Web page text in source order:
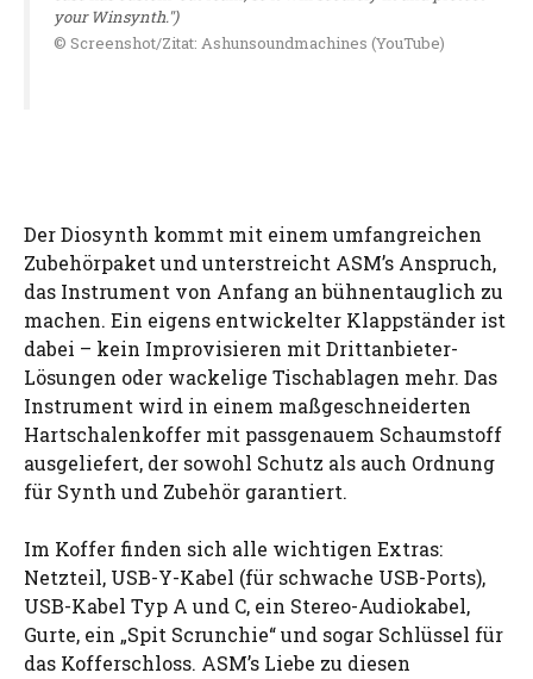
your Winsynth.")
© Screenshot/Zitat: Ashunsoundmachines (YouTube)
Der Diosynth kommt mit einem umfangreichen
Zubehörpaket und unterstreicht ASM’s Anspruch,
das Instrument von Anfang an bühnentauglich zu
machen. Ein eigens entwickelter Klappständer ist
dabei – kein Improvisieren mit Drittanbieter-
Lösungen oder wackelige Tischablagen mehr. Das
Instrument wird in einem maßgeschneiderten
Hartschalenkoffer mit passgenauem Schaumstoff
ausgeliefert, der sowohl Schutz als auch Ordnung
für Synth und Zubehör garantiert.
Im Koffer finden sich alle wichtigen Extras:
Netzteil, USB-Y-Kabel (für schwache USB-Ports),
USB-Kabel Typ A und C, ein Stereo-Audiokabel,
Gurte, ein „Spit Scrunchie“ und sogar Schlüssel für
das Kofferschloss. ASM’s Liebe zu diesen